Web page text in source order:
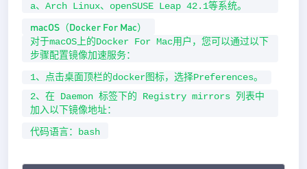
a、Arch Linux、openSUSE Leap 42.1等系统。
macOS（Docker For Mac）
对于macOS上的Docker For Mac用户，您可以通过以下
步骤配置镜像加速服务：
1、点击桌面顶栏的docker图标，选择Preferences。
2、在 Daemon 标签下的 Registry mirrors 列表中
加入以下镜像地址：
代码语言： bash